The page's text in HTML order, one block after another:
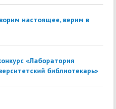
настоящее, верим в
«Лаборатория
библиотекарь»